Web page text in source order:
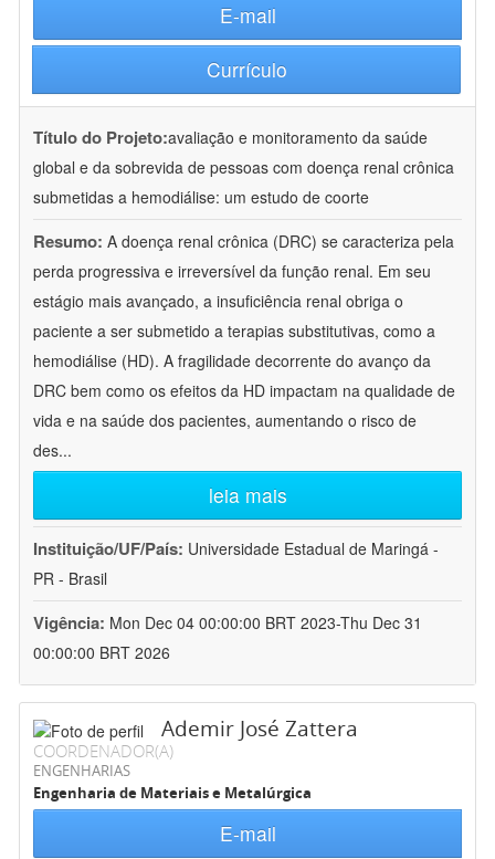
E-mail
Currículo
Título do Projeto:avaliação e monitoramento da saúde
global e da sobrevida de pessoas com doença renal crônica
submetidas a hemodiálise: um estudo de coorte
Resumo: A doença renal crônica (DRC) se caracteriza pela
perda progressiva e irreversível da função renal. Em seu
estágio mais avançado, a insuficiência renal obriga o
paciente a ser submetido a terapias substitutivas, como a
hemodiálise (HD). A fragilidade decorrente do avanço da
DRC bem como os efeitos da HD impactam na qualidade de
vida e na saúde dos pacientes, aumentando o risco de
des...
leia mais
Instituição/UF/País: Universidade Estadual de Maringá -
PR - Brasil
Vigência: Mon Dec 04 00:00:00 BRT 2023-Thu Dec 31
00:00:00 BRT 2026
Ademir José Zattera
COORDENADOR(A)
ENGENHARIAS
Engenharia de Materiais e Metalúrgica
E-mail